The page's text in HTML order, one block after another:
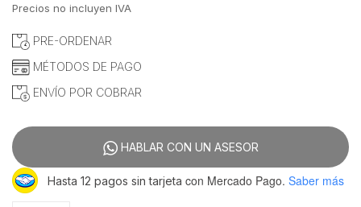
Precios no incluyen IVA
PRE-ORDENAR
MÉTODOS DE PAGO
ENVÍO POR COBRAR
HABLAR CON UN ASESOR
Hasta 12 pagos sin tarjeta con Mercado Pago. Saber más